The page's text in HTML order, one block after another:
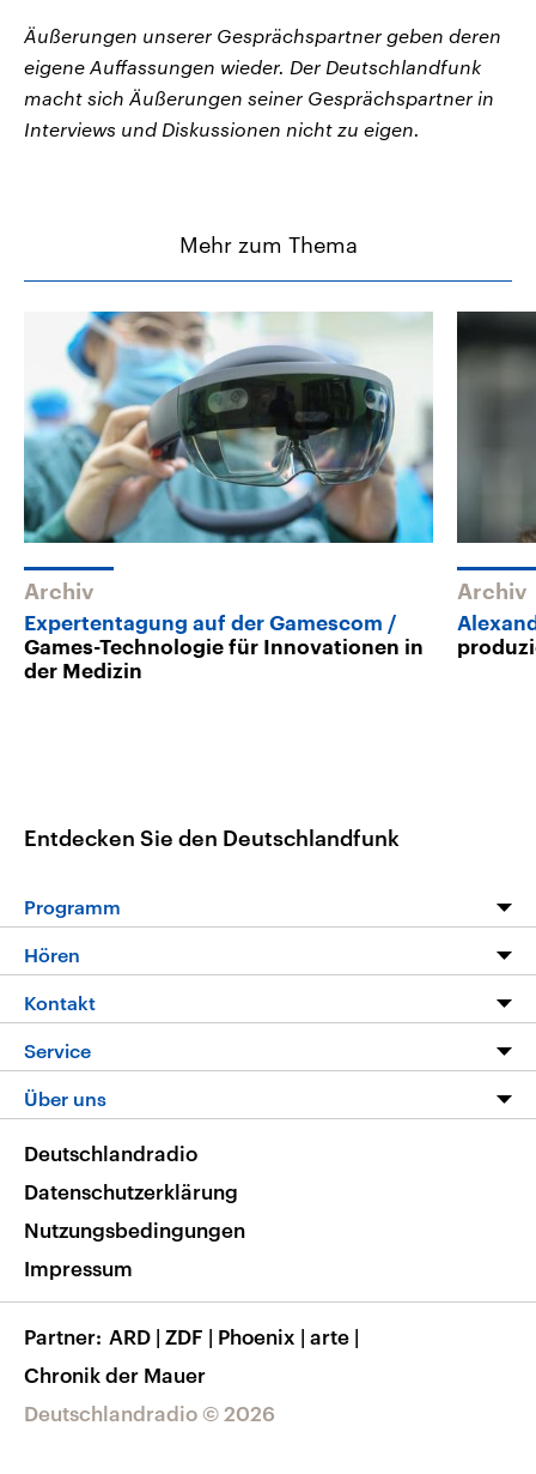
Äußerungen unserer Gesprächspartner geben deren
eigene Auffassungen wieder. Der Deutschlandfunk
macht sich Äußerungen seiner Gesprächspartner in
Interviews und Diskussionen nicht zu eigen.
Mehr zum Thema
Archiv
Expertentagung auf der Gamescom
Games-Technologie für Innovationen in
der Medizin
Archiv
Entdecken Sie den Deutschlandfunk
Programm
Programm
Die Nachrichten
Nachrichtenleicht
Neue Beiträge auf dlf.de
Hören
Livestream
Podcasts
Deutschlandfunk App
Nachrichten App
Frequenzen
Kontakt
Hörerservice
Service
FAQ
Veranstaltungen
Musikliste
RSS
Über uns
Barrierefreiheit
Deutschlandradio © 2026
Deutschlandradio
Datenschutzerklärung
Nutzungsbedingungen
Impressum
Partner ARD | ZDF | Phoenix | arte |
Chronik der Mauer